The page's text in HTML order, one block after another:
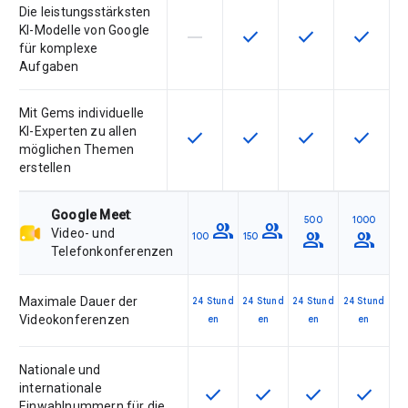
Die leistungsstärksten
KI-Modelle von Google
für komplexe
Aufgaben
Diese Funktion ist für die
horizontal_rule Diese Funktion ist für die
check Diese Funktion
check Diese
check
Mit Gems individuelle
KI-Experten zu allen
möglichen Themen
erstellen
Diese Funktion ist für die
check Diese Funktion ist für die
check Diese Funktion
check Diese
check
Google Meet:
Video- und
Telefonkonferenzen
100 group 150 group 500
group
1000
group
Maximale Dauer der
Videokonferenzen
24 Stund
en
24 Stund
en
24 Stund
en
24 Stund
en
Nationale und
internationale
Diese Funktion ist für die
check Diese Funktion ist für
check Diese Funktion
check Diese
check